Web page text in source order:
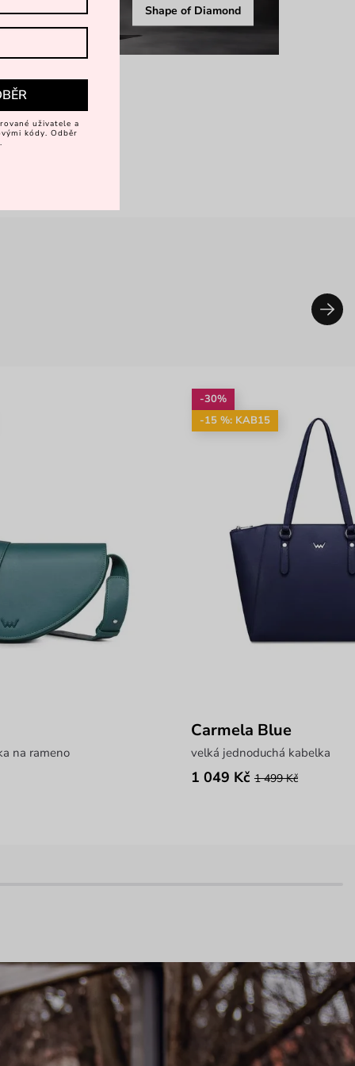
Shape of Diamond
na rameno
-30%
-15 %: KAB15
Carmela Blue
velká jednoduchá kabelka
1 049 Kč 1 499 Kč
uživatele a
kódy. Odběr